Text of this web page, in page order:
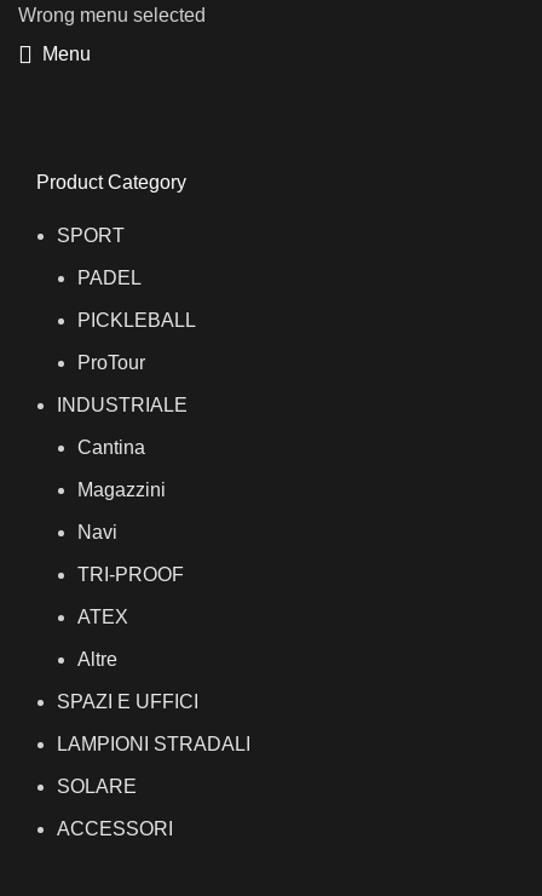
Wrong menu selected
Menu
Product Category
SPORT
PADEL
PICKLEBALL
ProTour
INDUSTRIALE
Cantina
Magazzini
Navi
TRI-PROOF
ATEX
Altre
SPAZI E UFFICI
LAMPIONI STRADALI
SOLARE
ACCESSORI